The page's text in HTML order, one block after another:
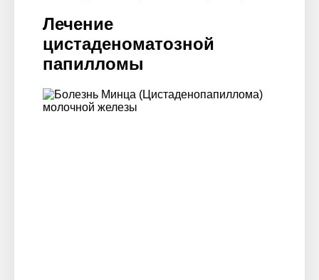
Лечение
цистаденоматозной
папилломы